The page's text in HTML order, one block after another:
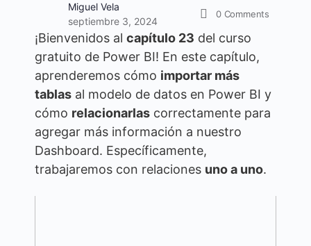
Miguel Vela
septiembre 3, 2024
0 Comments
¡Bienvenidos al capítulo 23 del curso
gratuito de Power BI! En este capítulo,
aprenderemos cómo importar más
tablas al modelo de datos en Power BI y
cómo relacionarlas correctamente para
agregar más información a nuestro
Dashboard. Específicamente,
trabajaremos con relaciones uno a uno.